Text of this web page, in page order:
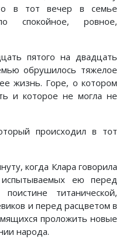
в тот вечер в семье
спокойное, ровное,
пятого на двадцать
обрушилось тяжелое
жизнь. Горе, о котором
и которое не могла не
происходил в тот
когда Клара говорила
ею перед
титанической,
и перед расцветом в
проложить новые
народа.